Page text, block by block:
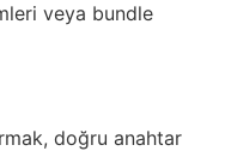
veya bundle
doğru anahtar